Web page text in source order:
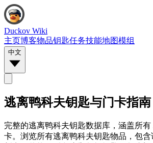
Duckov Wiki
主页博客物品钥匙任务技能地图模组
中文
逃离鸭科夫钥匙与门卡指南
完整的逃离鸭科夫钥匙数据库，涵盖所有
卡。浏览所有逃离鸭科夫钥匙物品，包含